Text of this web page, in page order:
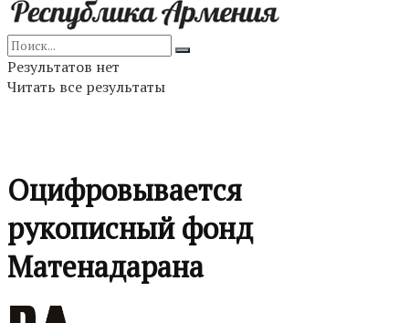
Результатов нет
Читать все результаты
Оцифровывается
рукописный фонд
Матенадарана